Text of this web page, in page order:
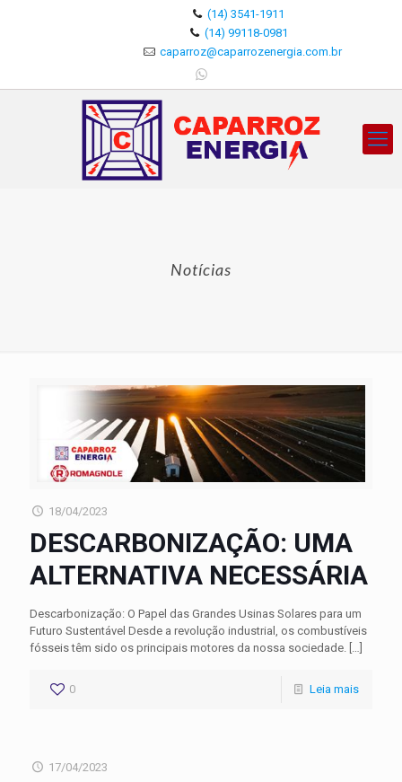
(14) 3541-1911
(14) 99118-0981
caparroz@caparrozenergia.com.br
Notícias
18/04/2023
DESCARBONIZAÇÃO: UMA
ALTERNATIVA NECESSÁRIA
Descarbonização: O Papel das Grandes Usinas Solares para um
Futuro Sustentável Desde a revolução industrial, os combustíveis
fósseis têm sido os principais motores da nossa sociedade. […]
0 Leia mais
17/04/2023